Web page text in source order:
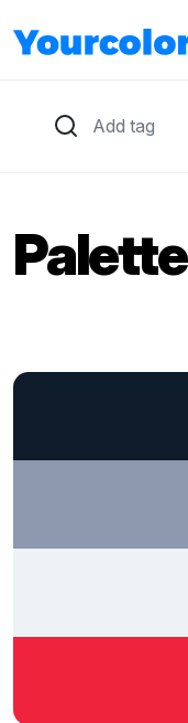
Palette